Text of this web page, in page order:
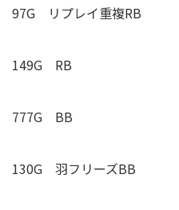
97G リプレイ重複RB
149G RB
777G BB
130G 羽フリーズBB